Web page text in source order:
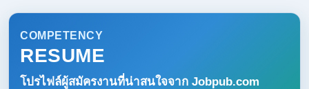
COMPETENCY
RESUME
โปรไฟล์ผู้สมัครงานที่น่าสนใจจาก Jobpub.com